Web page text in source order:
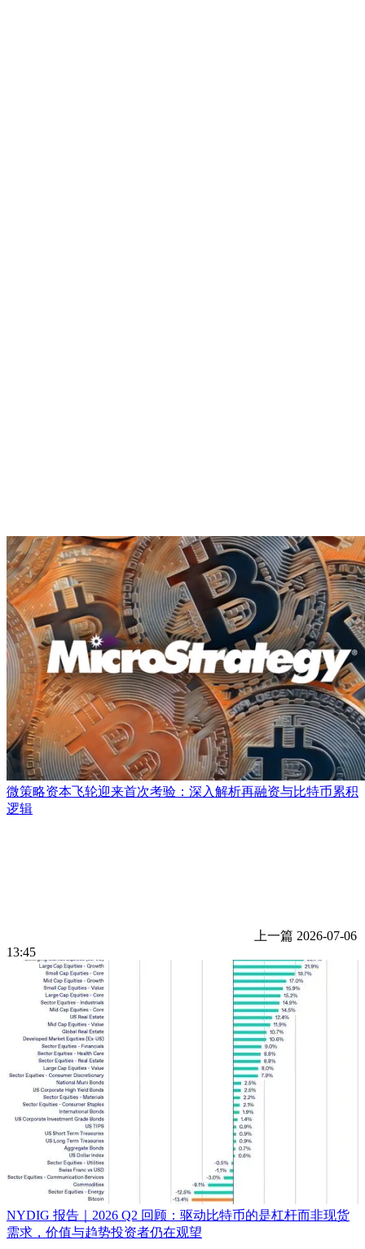
微策略资本飞轮迎来首次考验：深入解析再融资与比特币累积
逻辑
上一篇 2026-07-06
13:45
NYDIG 报告｜2026 Q2 回顾：驱动比特币的是杠杆而非现货
需求，价值与趋势投资者仍在观望